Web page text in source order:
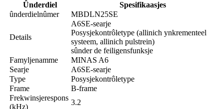
Ûnderdiel
Spesifikaasjes
ûnderdielnûmer
MBDLN25SE
Details
A6SE-searje
Posysjekontrôletype (allinich ynkrementeel
systeem, allinich pulstrein)
sûnder de feiligensfunksje
Famyljenamme
MINAS A6
Searje
A6SE-searje
Type
Posysjekontrôletype
Frame
B-frame
Frekwinsjerespons
(kHz)
3.2